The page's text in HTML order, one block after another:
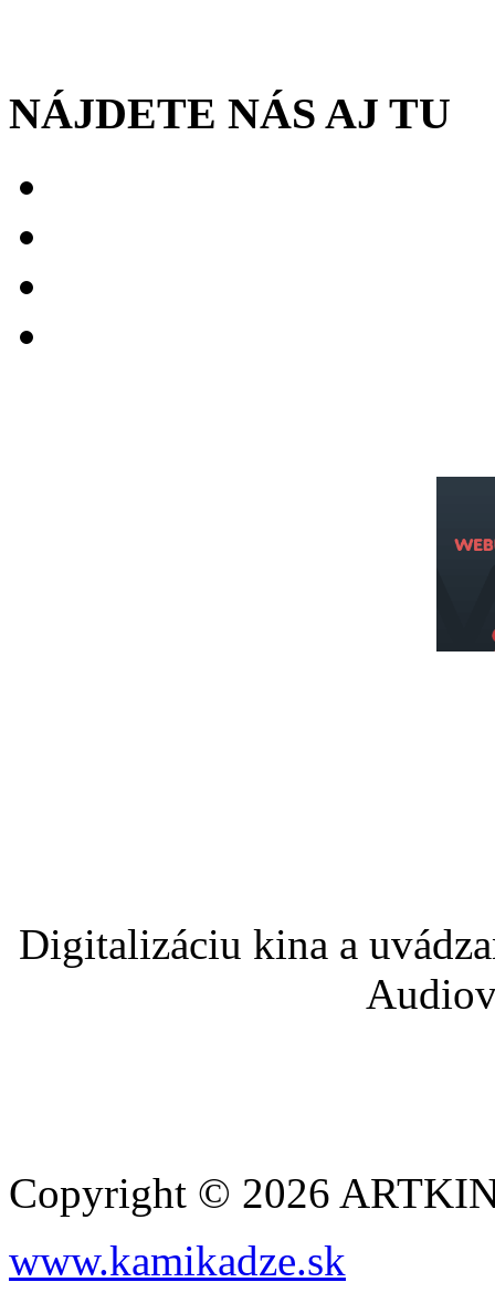
NÁJDETE NÁS AJ TU
Digitalizáciu kina a
Copyright © 2026
www.kamikadze.sk